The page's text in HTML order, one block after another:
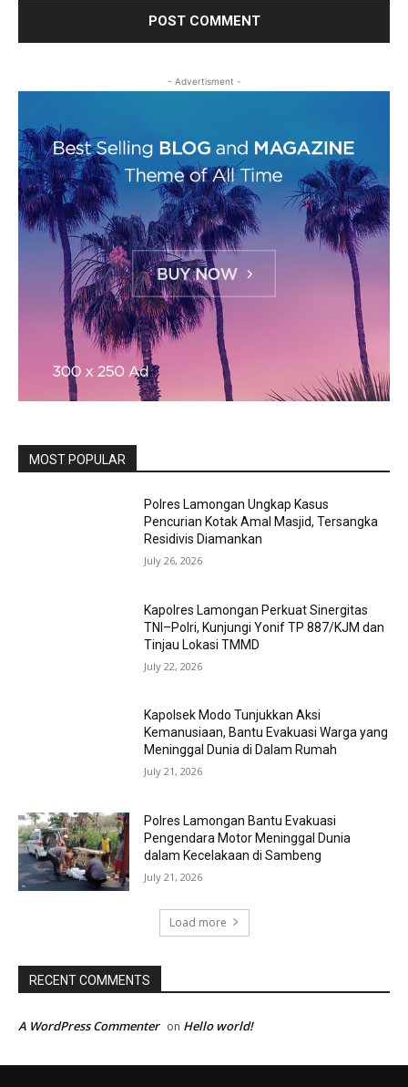
- Advertisment -
MOST POPULAR
Polres Lamongan Ungkap Kasus
Pencurian Kotak Amal Masjid, Tersangka
Residivis Diamankan
July 26, 2026
Kapolres Lamongan Perkuat Sinergitas
TNI–Polri, Kunjungi Yonif TP 887/KJM dan
Tinjau Lokasi TMMD
July 22, 2026
Kapolsek Modo Tunjukkan Aksi
Kemanusiaan, Bantu Evakuasi Warga yang
Meninggal Dunia di Dalam Rumah
July 21, 2026
Polres Lamongan Bantu Evakuasi
Pengendara Motor Meninggal Dunia
dalam Kecelakaan di Sambeng
July 21, 2026
Load more
RECENT COMMENTS
A WordPress Commenter on Hello world!